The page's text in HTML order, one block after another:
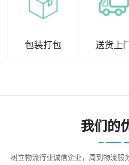
包装打包 送货上门
我们的
树立物流行业诚信企业，周到物流服